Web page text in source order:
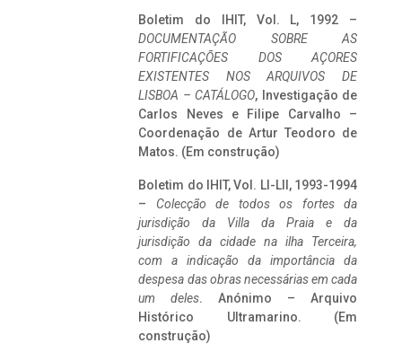
Boletim do IHIT, Vol. L, 1992 –
DOCUMENTAÇÃO SOBRE AS
FORTIFICAÇÕES DOS AÇORES
EXISTENTES NOS ARQUIVOS DE
LISBOA – CATÁLOGO, Investigação de
Carlos Neves e Filipe Carvalho –
Coordenação de Artur Teodoro de
Matos. (Em construção)
Boletim do IHIT, Vol. LI-LII, 1993-1994
– Colecção de todos os fortes da
jurisdição da Villa da Praia e da
jurisdição da cidade na ilha Terceira,
com a indicação da importância da
despesa das obras necessárias em cada
um deles. Anónimo – Arquivo
Histórico Ultramarino. (Em
construção)